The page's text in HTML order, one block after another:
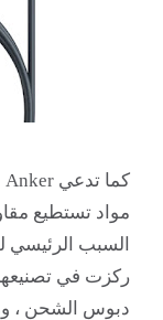
السبب الرئيسي
ركزت في
دبوس الشحن ،